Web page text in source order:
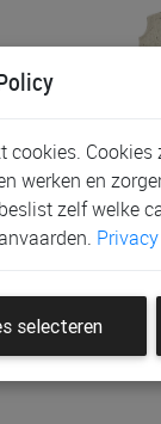
Cm, 18/
cookies.
werken en
zelf welke
selecteren